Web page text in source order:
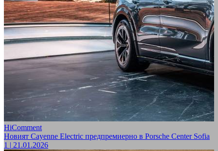
HiComment
Новият Cayenne Electric предпремиерно в Porsche Center Sofia
1 | 21.01.2026